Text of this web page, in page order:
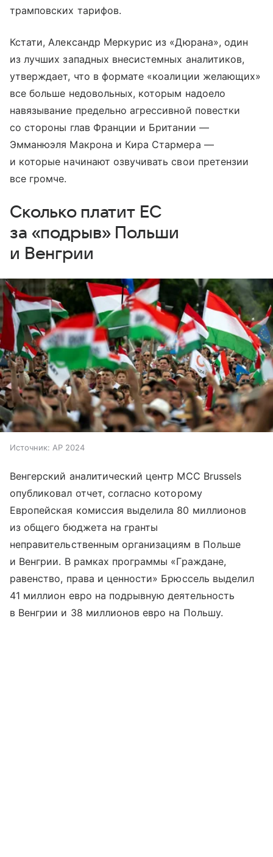
трамповских тарифов.
Кстати, Александр Меркурис из «Дюрана», один
из лучших западных внесистемных аналитиков,
утверждает, что в формате «коалиции желающих»
все больше недовольных, которым надоело
навязывание предельно агрессивной повестки
со стороны глав Франции и Британии —
Эмманюэля Макрона и Кира Стармера —
и которые начинают озвучивать свои претензии
все громче.
Сколько платит ЕС
за «подрыв» Польши
и Венгрии
Источник: AP 2024
Венгерский аналитический центр MCC Brussels
опубликовал отчет, согласно которому
Европейская комиссия выделила 80 миллионов
из общего бюджета на гранты
неправительственным организациям в Польше
и Венгрии. В рамках программы «Граждане,
равенство, права и ценности» Брюссель выделил
41 миллион евро на подрывную деятельность
в Венгрии и 38 миллионов евро на Польшу.